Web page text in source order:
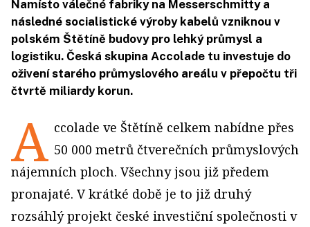
Namísto válečné fabriky na Messerschmitty a
následné socialistické výroby kabelů vzniknou v
polském Štětíně budovy pro lehký průmysl a
logistiku. Česká skupina Accolade tu investuje do
oživení starého průmyslového areálu v přepočtu tři
čtvrtě miliardy korun.
A ccolade ve Štětíně celkem nabídne přes
50 000 metrů čtverečních průmyslových
nájemních ploch. Všechny jsou již předem
pronajaté. V krátké době je to již druhý
rozsáhlý projekt české investiční společnosti v